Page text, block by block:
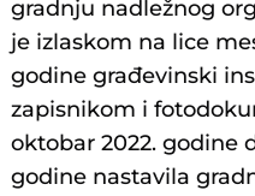
gradnju nadležnog
je izlaskom na lice
godine građevinski
zapisnikom i
oktobar 2022. godine
godine nastavila